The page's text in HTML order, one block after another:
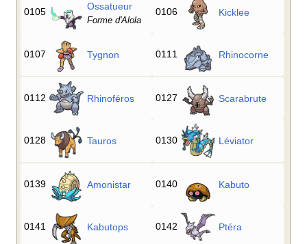
0105 Ossatueur
Forme d'Alola
0106 Kicklee
0107 Tygnon 0111 Rhinocorne
0112 Rhinoféros 0127 Scarabrute
0128 Tauros 0130 Léviator
0139 Amonistar 0140 Kabuto
0141 Kabutops 0142 Ptéra